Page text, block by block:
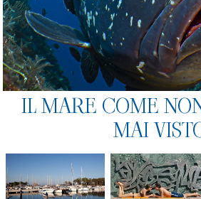
IL MARE COME
MAI